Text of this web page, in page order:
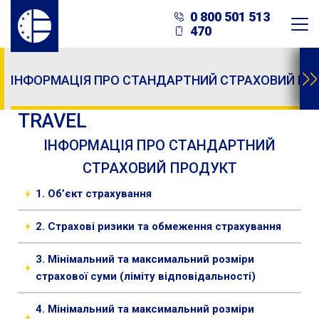
0 800 501 513
470
ІНФОРМАЦІЯ ПРО СТАНДАРТНИЙ СТРАХОВИЙ
TRAVEL
ІНФОРМАЦІЯ ПРО СТАНДАРТНИЙ
СТРАХОВИЙ ПРОДУКТ
+ 1. Об’єкт страхування
особи; Можливі збитки чи витрати, яких може
зазнати Страхувальник (Застрахована особа, або
інша особа, визначена договором страхування
або на підставі законодавства України) у разі
настання страхового випадку.
+ 2. Страхові ризики та обмеження страхування
здоров’я та/або смерть Застрахованої особи, що
мають ознаки випадковості та ймовірності
настання, що сталися із Застрахованою особою
+
3. Мінімальний та максимальний розміри
страхової суми (ліміту відповідальності)
4. Мінімальний та максимальний розміри